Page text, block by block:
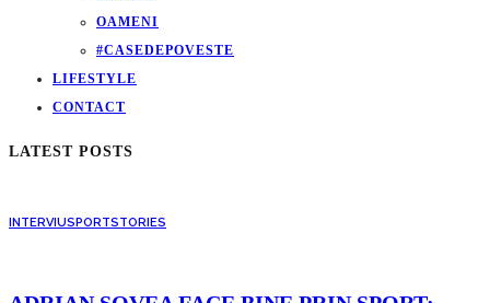
OAMENI
#CASEDEPOVESTE
LIFESTYLE
CONTACT
LATEST POSTS
INTERVIUSPORTSTORIES